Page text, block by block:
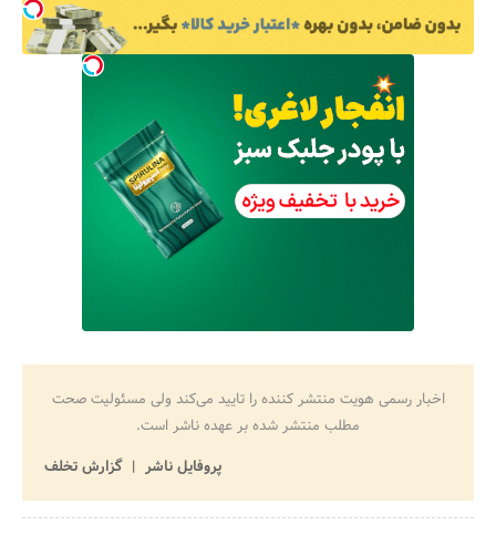
اخبار رسمی هویت منتشر کننده را تایید می‌کند ولی مسئولیت صحت
مطلب منتشر شده بر عهده ناشر است.
پروفایل ناشر
گزارش تخلف